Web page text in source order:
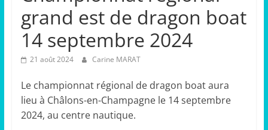
grand est de dragon boat
14 septembre 2024
21 août 2024 Carine MARAT
Le championnat régional de dragon boat aura
lieu à Châlons-en-Champagne le 14 septembre
2024, au centre nautique.